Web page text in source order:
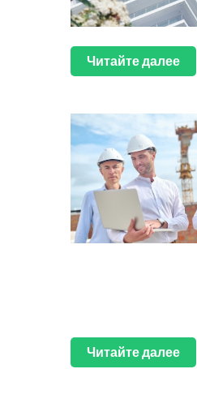
Читайте далее
Читайте далее